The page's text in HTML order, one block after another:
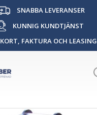
SNABBA LEVERANSER
KUNNIG KUNDTJÄNST
KORT, FAKTURA OCH LEASING